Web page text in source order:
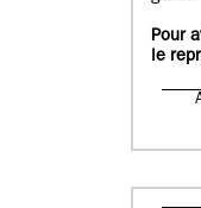
Pour
le